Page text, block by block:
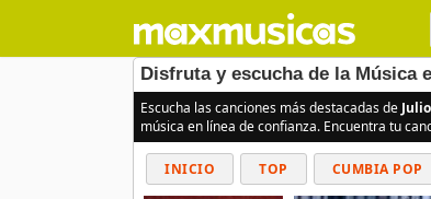
Disfruta y escucha de la Música
Escucha las canciones más destacadas de
música en línea de confianza. Encuentra tu
INICIO TOP CUMBIA POP